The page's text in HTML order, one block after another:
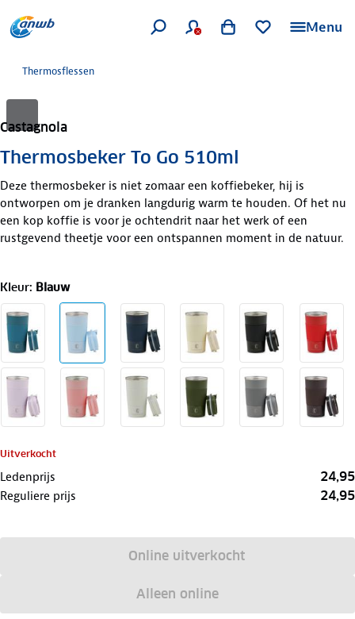
Menu
Thermosflessen
Castagnola
Thermosbeker To Go 510ml
Deze thermosbeker is niet zomaar een koffiebeker, hij is
ontworpen om je dranken langdurig warm te houden. Of het nu
een kop koffie is voor je ochtendrit naar het werk of een
rustgevend theetje voor een ontspannen moment in de natuur.
Kleur: Blauw
Uitverkocht
Ledenprijs 24,95
Reguliere prijs 24,95
Online uitverkocht
Alleen online